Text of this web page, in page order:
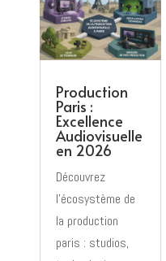
Production
Paris :
Excellence
Audiovisuelle
en 2026
Découvrez
l’écosystème de
la production
paris : studios,